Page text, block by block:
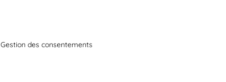
Gestion des consentements